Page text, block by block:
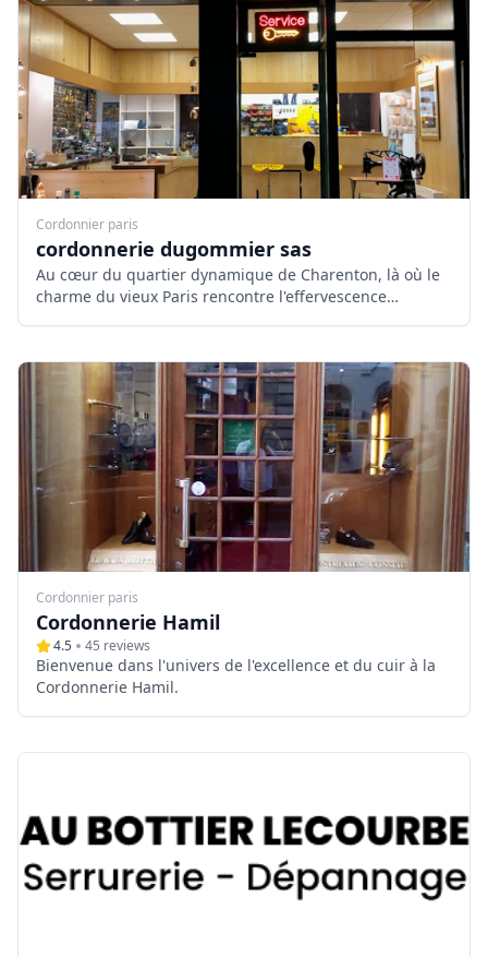
Cordonnier paris
cordonnerie dugommier sas
Au cœur du quartier dynamique de Charenton, là où le
charme du vieux Paris rencontre l'effervescence
Cordonnier paris
Cordonnerie Hamil
4.5 45 reviews
Bienvenue dans l'univers de l'excellence et du cuir à la
Cordonnerie Hamil.